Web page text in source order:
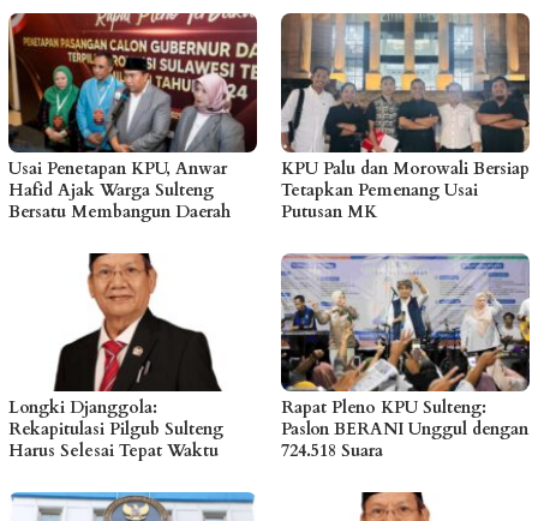
Usai Penetapan KPU, Anwar
Hafid Ajak Warga Sulteng
Bersatu Membangun Daerah
KPU Palu dan Morowali Bersiap
Tetapkan Pemenang Usai
Putusan MK
Longki Djanggola:
Rekapitulasi Pilgub Sulteng
Harus Selesai Tepat Waktu
Rapat Pleno KPU Sulteng:
Paslon BERANI Unggul dengan
724.518 Suara